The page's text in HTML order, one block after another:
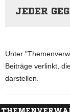
JEDER
Unter
Beiträge verlinkt,
darstellen.